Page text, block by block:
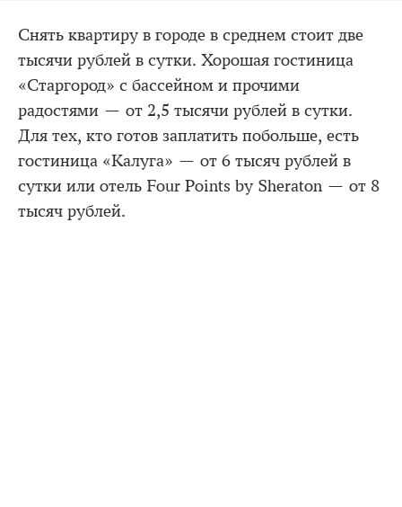
Снять квартиру в городе в среднем стоит две
тысячи рублей в сутки. Хорошая гостиница
«Старгород» с бассейном и прочими
радостями — от 2,5 тысячи рублей в сутки.
Для тех, кто готов заплатить побольше, есть
гостиница «Калуга» — от 6 тысяч рублей в
сутки или отель Four Points by Sheraton — от 8
тысяч рублей.